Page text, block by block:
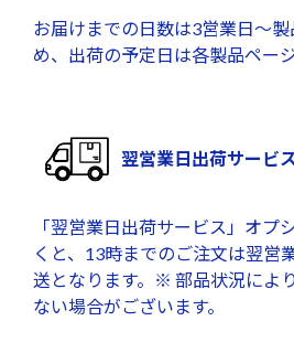
お届けまでの日数は3営業日～
め、出荷の予定日は各製品ペー
翌営業日出荷サービス
「翌営業日出荷サービス」オプ
くと、13時までのご注文は翌営
送となります。※ 部品状況によ
ない場合がございます。